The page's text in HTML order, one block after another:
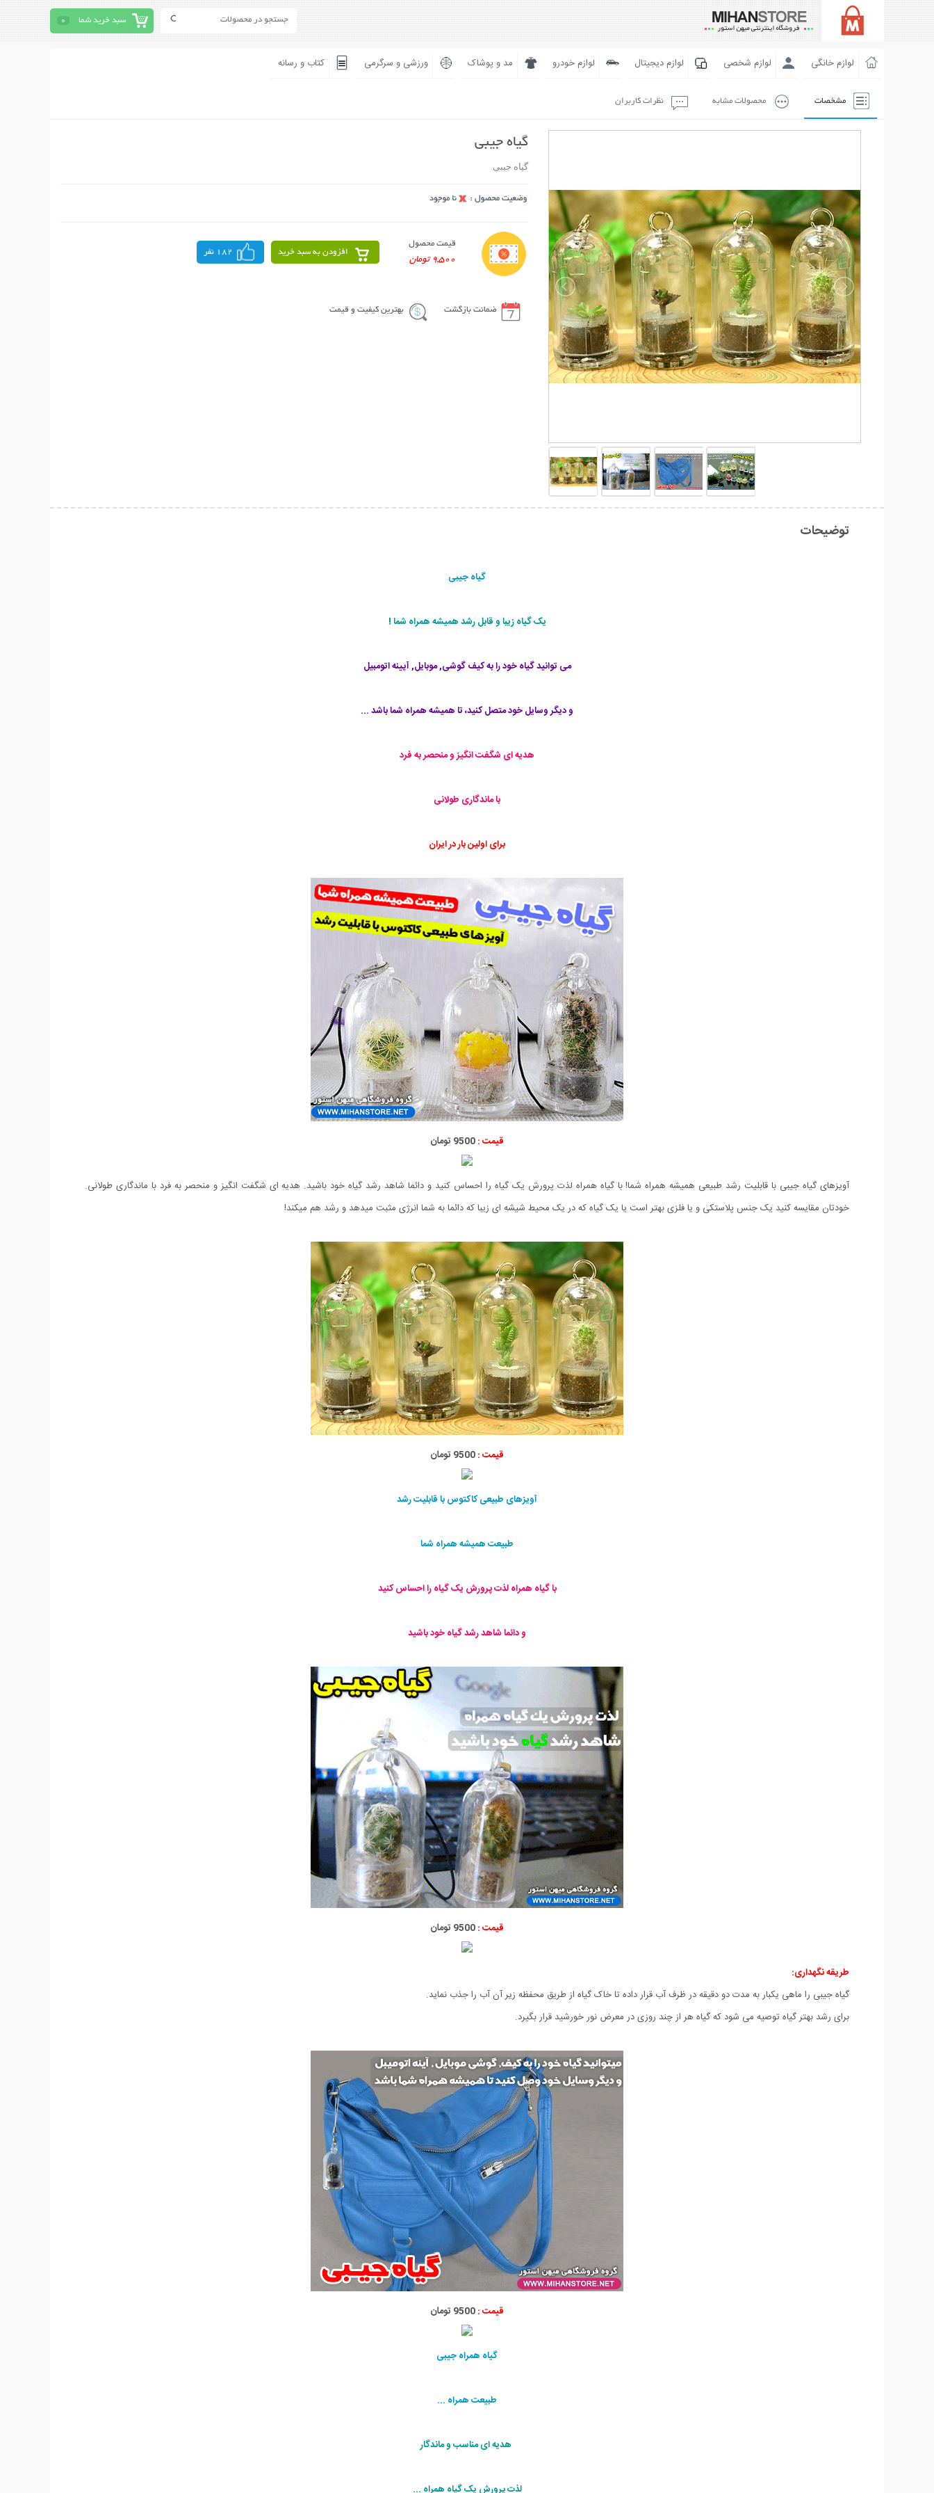
سبد خرید شما 0
لوازم خانگی لوازم شخصی لوازم دیجیتال لوازم خودرو مد و پوشاک ورزشی و سرگرمی کتاب و رسانه
مشخصات محصولات مشابه نظرات کاربران
گیاه جیبی
گیاه جیبی
قیمت محصول
9,500 تومان
افزودن به سبد خرید 182 نفر
ضمانت بازگشت بهترین کیفیت و قیمت
توضیحات
گیاه جیبی
یک گیاه زیبا و قابل رشد همیشه همراه شما !
می توانید گیاه خود را به کیف گوشی, موبایل, آیینه اتومبیل
و دیگر وسایل خود متصل کنید، تا همیشه همراه شما باشد ...
هدیه ای شگفت انگیز و منحصر به فرد
با ماندگاری طولانی
برای اولین بار در ایران
قیمت :9500 تومان
آویزهای گیاه جیبی با قابلیت رشد طبیعی همیشه همراه شما! با گیاه همراه لذت پرورش یک گیاه را احساس کنید و دائما شاهد رشد گیاه خود باشید. هدیه ای شگفت انگیز و منحصر به فرد با ماندگاری طولانی.
خودتان مقایسه کنید یک جنس پلاستکی و یا فلزی بهتر است یا یک گیاه که در یک محیط شیشه ای زیبا که دائما به شما انرژی مثبت میدهد و رشد هم میکند!
قیمت :9500 تومان
آویزهای طبیعی کاکتوس با قابلیت رشد
طبیعت همیشه همراه شما
با گیاه همراه لذت پرورش یک گیاه را احساس کنید
و دائما شاهد رشد گیاه خود باشید
قیمت :9500 تومان
طریقه نگهداری:
گیاه جیبی را ماهی یکبار به مدت دو دقیقه در ظرف آب قرار داده تا خاک گیاه از طریق محفظه زیر آن آب را جذب نماید.
برای رشد بهتر گیاه توصیه می شود که گیاه هر از چند روزی در معرض نور خورشید قرار بگیرد.
قیمت :9500 تومان
گیاه همراه جیبی
طبیعت همراه ...
هدیه ای مناسب و ماندگار
لذت پرورش یک گیاه همراه ...